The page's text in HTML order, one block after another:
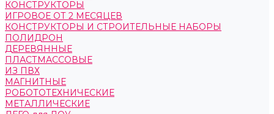
КОНСТРУКТОРЫ
ИГРОВОЕ ОТ 2 МЕСЯЦЕВ
КОНСТРУКТОРЫ И СТРОИТЕЛЬНЫЕ НАБОРЫ
ПОЛИДРОН
ДЕРЕВЯННЫЕ
ПЛАСТМАССОВЫЕ
ИЗ ПВХ
МАГНИТНЫЕ
РОБОТОТЕХНИЧЕСКИЕ
МЕТАЛЛИЧЕСКИЕ